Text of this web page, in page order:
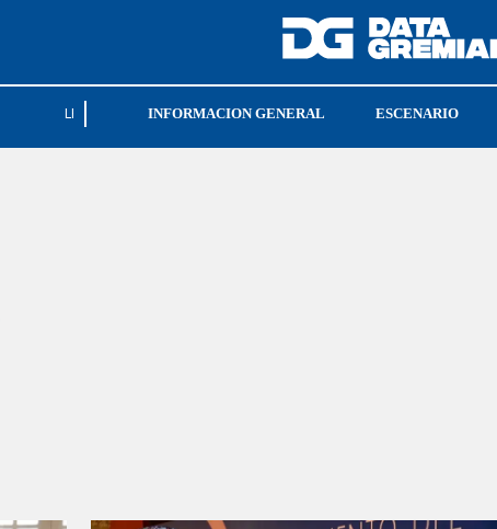
LEY BASES CGT UPSRA
INFORMACION GENERAL ESCENARIO